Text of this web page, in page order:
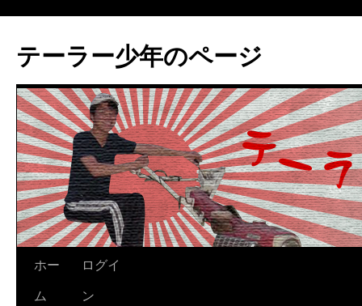
テーラー少年のページ
ホー
ム
ログイ
ン